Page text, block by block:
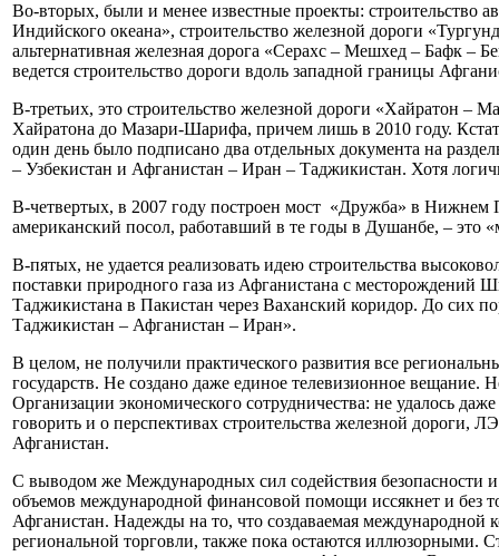
Во-вторых, были и менее известные проекты: строительство
Индийского океана», строительство железной дороги
альтернативная железная дорога «Серахс – Мешхед – Бафк –
ведется строительство дороги вдоль западной границы
В-третьих, это строительство железной дороги «Хайратон –
Хайратона до Мазари-Шарифа, причем лишь в 2010 году.
один день было подписано два отдельных документа на
– Узбекистан и Афганистан – Иран – Таджикистан. Хотя
В-четвертых, в 2007 году построен мост «Дружба» в Нижнем
американский посол, работавший в те годы в Душанбе, – это
В-пятых, не удается реализовать идею строительства
поставки природного газа из Афганистана с месторождений
Таджикистана в Пакистан через Ваханский коридор. До сих
Таджикистан – Афганистан – Иран».
В целом, не получили практического развития все
государств. Не создано даже единое телевизионное вещание.
Организации экономического сотрудничества: не удалось
говорить и о перспективах строительства железной дороги,
Афганистан.
С выводом же Международных сил содействия безопасности
объемов международной финансовой помощи иссякнет и без
Афганистан. Надежды на то, что создаваемая международной
региональной торговли, также пока остаются иллюзорными.